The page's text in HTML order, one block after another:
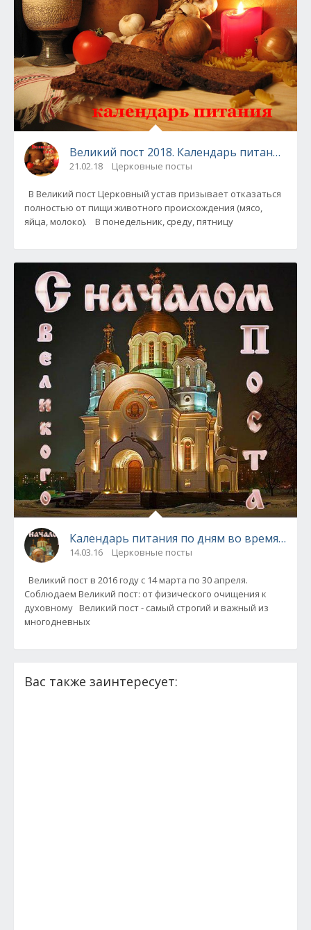
Великий пост 2018. Календарь питания по
21.02.18 Церковные посты
В Великий пост Церковный устав призывает отказаться
полностью от пищи животного происхождения (мясо,
яйца, молоко). В понедельник, среду, пятницу
Календарь питания по дням во время
14.03.16 Церковные посты
Великий пост в 2016 году с 14 марта по 30 апреля.
Соблюдаем Великий пост: от физического очищения к
духовному Великий пост - самый строгий и важный из
многодневных
Вас также заинтересует: